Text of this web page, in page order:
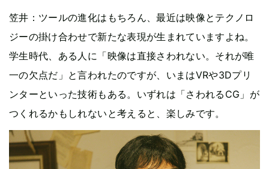
笠井：ツールの進化はもちろん、最近は映像とテクノロ
ジーの掛け合わせで新たな表現が生まれていますよね。
学生時代、ある人に「映像は直接さわれない。それが唯
一の欠点だ」と言われたのですが、いまはVRや3Dプリ
ンターといった技術もある。いずれは「さわれるCG」が
つくれるかもしれないと考えると、楽しみです。